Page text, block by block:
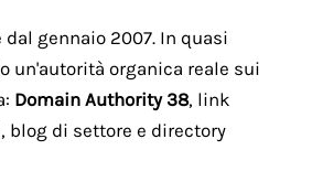
gennaio 2007. In quasi
un'autorità organica reale sui
Domain Authority 38, link
blog di settore e directory